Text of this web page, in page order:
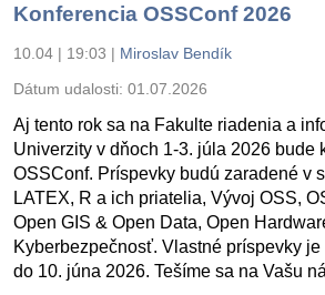
Konferencia OSSConf 2026
10.04 | 19:03 | Miroslav Bendík
Dátum udalosti: 01.07.2026
Aj tento rok sa na Fakulte riadenia a
Univerzity v dňoch 1-3. júla 2026 bude
OSSConf. Príspevky budú zaradené v
LATEX, R a ich priatelia, Vývoj OSS,
Open GIS & Open Data, Open
Kyberbezpečnosť. Vlastné príspevky
do 10. júna 2026. Tešíme sa na Vašu